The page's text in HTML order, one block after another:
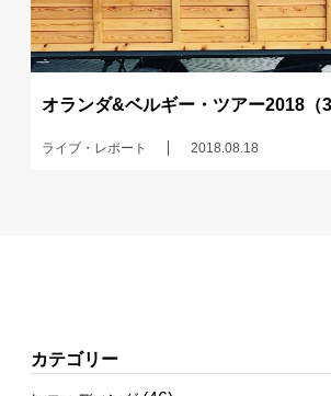
オランダ&ベルギー・ツアー2018（3
ライブ・レポート 2018.08.18
カテゴリー